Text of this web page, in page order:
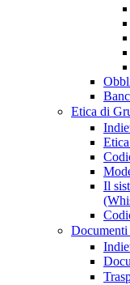
Etica di
Il